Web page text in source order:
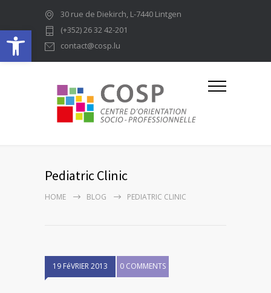
Ouvrir la barre d’outils
30 rue de Diekirch, L-7440 Lintgen
(+352) 26 32 42-201
contact@cosp.lu
Pediatric Clinic
HOME BLOG PEDIATRIC CLINIC
19 FéVRIER 2013 0 COMMENTS